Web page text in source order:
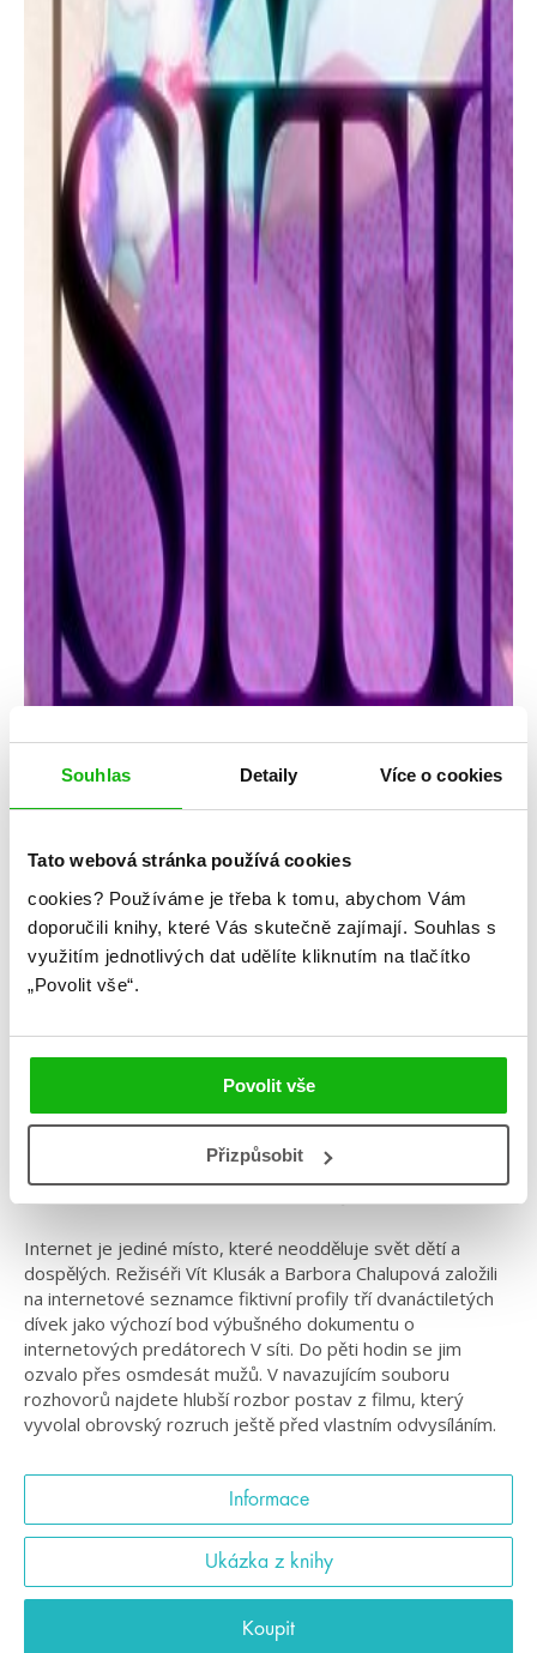
Souhlas Detaily Více o cookies
Tato webová stránka používá cookies
cookies? Používáme je třeba k tomu, abychom Vám
doporučili knihy, které Vás skutečně zajímají. Souhlas s
využitím jednotlivých dat udělíte kliknutím na tlačítko
„Povolit vše“.
Povolit vše
Přizpůsobit
Kdo chytá v síti
Marika Pecháčková
#marikapecháčková
#vsíti
Dokumentární kniha o zneužívání dětí na internetu
Internet je jediné místo, které neodděluje svět dětí a
dospělých. Režiséři Vít Klusák a Barbora Chalupová založili
na internetové seznamce fiktivní profily tří dvanáctiletých
dívek jako výchozí bod výbušného dokumentu o
internetových predátorech V síti. Do pěti hodin se jim
ozvalo přes osmdesát mužů. V navazujícím souboru
rozhovorů najdete hlubší rozbor postav z filmu, který
vyvolal obrovský rozruch ještě před vlastním odvysíláním.
Informace
Ukázka z knihy
Koupit